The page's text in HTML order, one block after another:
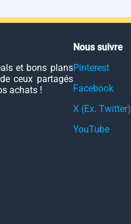
et bons plans
ceux partagés
achats !
Nous suivre
Pinterest
Facebook
X (Ex. Twitter)
YouTube